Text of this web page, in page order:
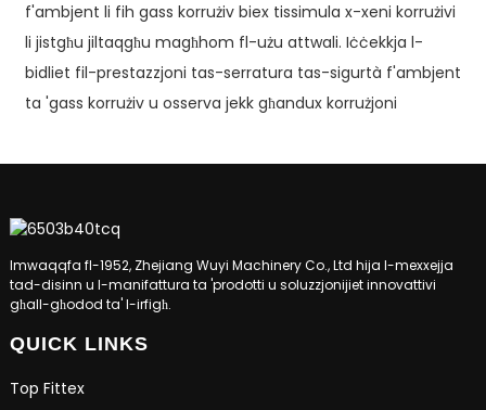
f'ambjent li fih gass korrużiv biex tissimula x-xeni korrużivi
li jistgħu jiltaqgħu magħhom fl-użu attwali. Iċċekkja l-
bidliet fil-prestazzjoni tas-serratura tas-sigurtà f'ambjent
ta 'gass korrużiv u osserva jekk għandux korrużjoni
Imwaqqfa fl-1952, Zhejiang Wuyi Machinery Co., Ltd hija l-mexxejja
tad-disinn u l-manifattura ta 'prodotti u soluzzjonijiet innovattivi
għall-għodod ta' l-irfigħ.
QUICK LINKS
Top Fittex